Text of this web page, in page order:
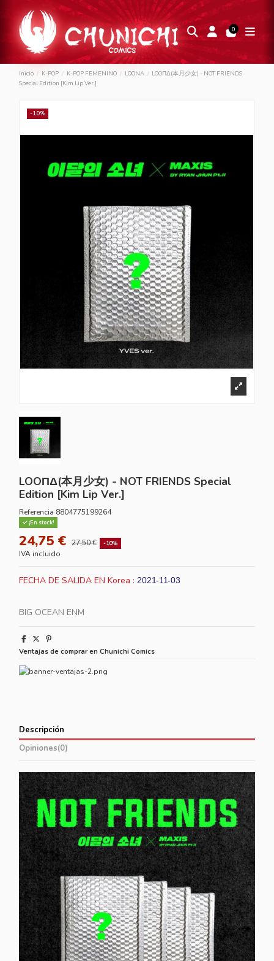
0
Inicio K-POP K-POP FEMENINO LOONA
LOOΠΔ(本月少女) - NOT FRIENDS
Special Edition [Kim Lip Ver.]
-10%
LOOΠΔ(本月少女) - NOT FRIENDS Special
Edition [Kim Lip Ver.]
Referencia 8804775199264
¡En stock!
24,75 € 27,50 € -10%
IVA incluido
FECHA DE SALIDA EN Korea : 2021-11-03
BIG OCEAN ENM
Ventajas de comprar en Chunichi Comics
Descripción
Opiniones(0)